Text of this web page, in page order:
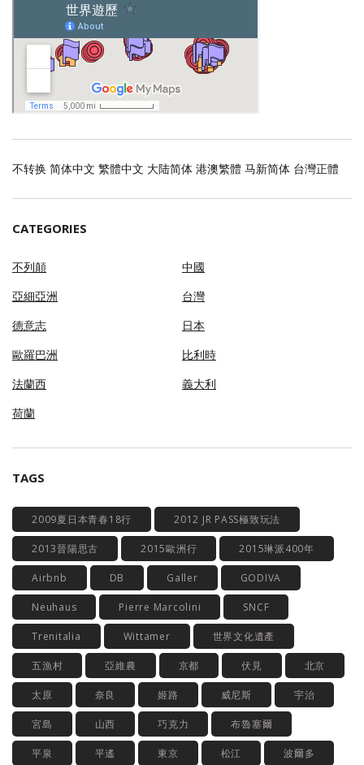
不转换 简体中文 繁體中文 大陆简体 港澳繁體 马新简体 台灣正體
CATEGORIES
不列顛
中國
亞細亞洲
台灣
德意志
日本
歐羅巴洲
比利時
法蘭西
義大利
荷蘭
TAGS
2009夏日本青春18行 2012 JR PASS極致玩法
2013晉陽思古 2015歐洲行 2015琳派400年
Airbnb DB Galler GODIVA
Neuhaus Pierre Marcolini SNCF
Trenitalia Wittamer 世界文化遺產
五漁村 亞維農 京都 伏見 北京
太原 奈良 姬路 威尼斯 宇治
宮島 山西 巧克力 布魯塞爾
平泉 平遙 東京 松江 波爾多